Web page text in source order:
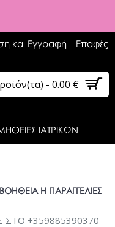
και Εγγραφή Επαφές
- 0.00 €
ΙΑΤΡΙΚΩΝ
Η ΠΑΡΑΓΓΕΛΙΕΣ
+359885390370